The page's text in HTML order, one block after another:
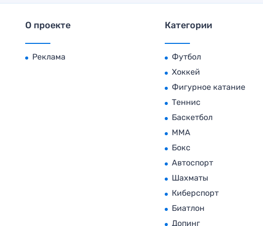
О проекте
Реклама
Категории
Футбол
Хоккей
Фигурное катание
Теннис
Баскетбол
MMA
Бокс
Автоспорт
Шахматы
Киберспорт
Биатлон
Допинг